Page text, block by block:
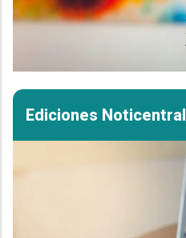
Ediciones Noticentral